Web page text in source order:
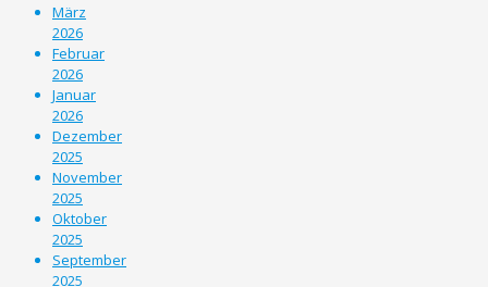
März
2026
Februar
2026
Januar
2026
Dezember
2025
November
2025
Oktober
2025
September
2025